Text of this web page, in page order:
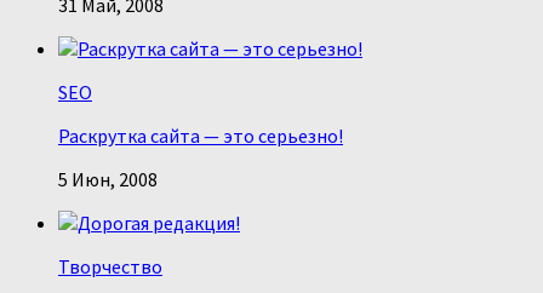
SEO
Раскрутка сайта — это серьезно!
5 Июн, 2008
Творчество